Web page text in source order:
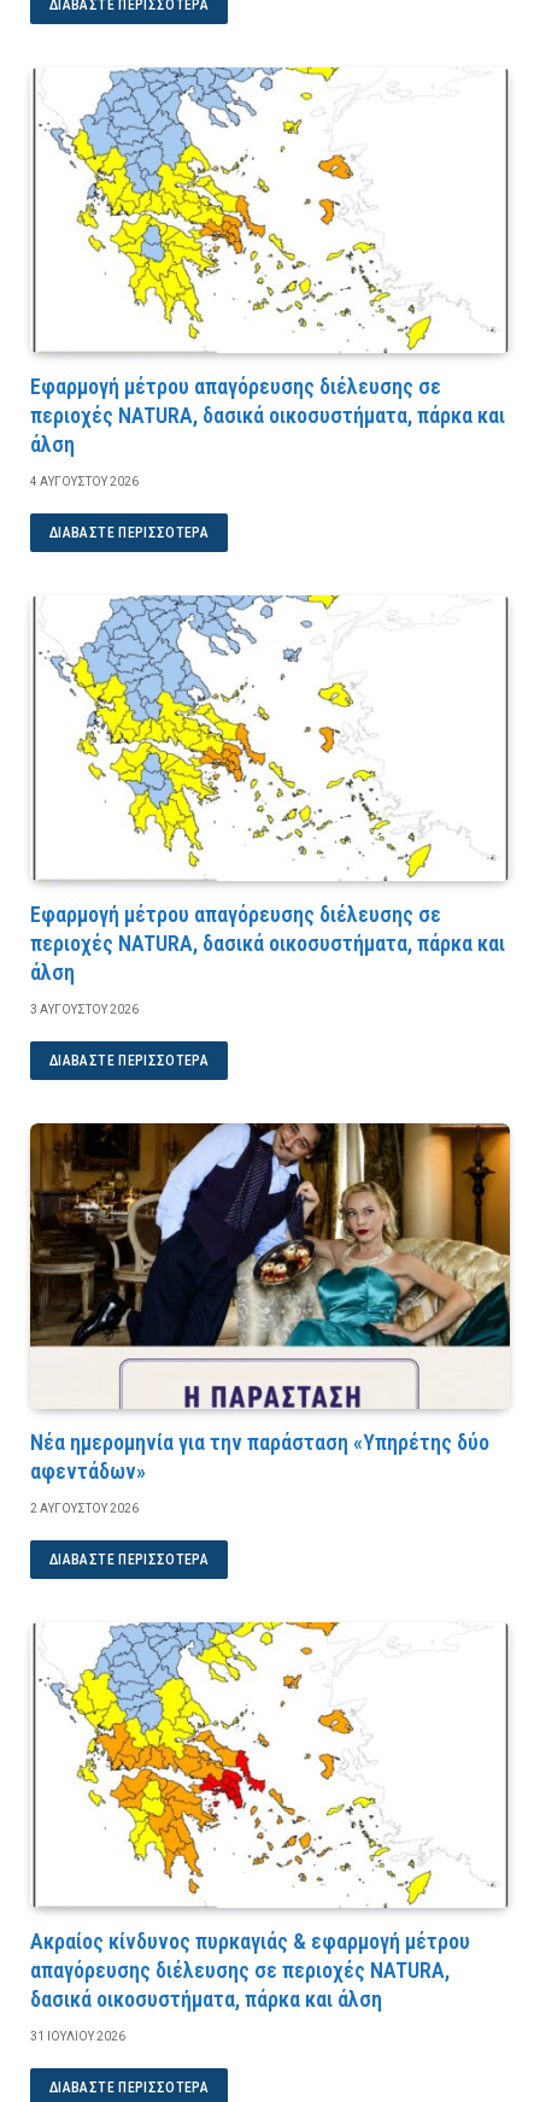
ΔΙΑΒΆΣΤΕ ΠΕΡΙΣΣΌΤΕΡΑ
Εφαρμογή μέτρου απαγόρευσης διέλευσης σε
περιοχές NATURA, δασικά οικοσυστήματα, πάρκα και
άλση
4 ΑΥΓΟΎΣΤΟΥ 2026
ΔΙΑΒΆΣΤΕ ΠΕΡΙΣΣΌΤΕΡΑ
Εφαρμογή μέτρου απαγόρευσης διέλευσης σε
περιοχές NATURA, δασικά οικοσυστήματα, πάρκα και
άλση
3 ΑΥΓΟΎΣΤΟΥ 2026
ΔΙΑΒΆΣΤΕ ΠΕΡΙΣΣΌΤΕΡΑ
Νέα ημερομηνία για την παράσταση «Υπηρέτης δύο
αφεντάδων»
2 ΑΥΓΟΎΣΤΟΥ 2026
ΔΙΑΒΆΣΤΕ ΠΕΡΙΣΣΌΤΕΡΑ
Ακραίος κίνδυνος πυρκαγιάς & εφαρμογή μέτρου
απαγόρευσης διέλευσης σε περιοχές NATURA,
δασικά οικοσυστήματα, πάρκα και άλση
31 ΙΟΥΛΊΟΥ 2026
ΔΙΑΒΆΣΤΕ ΠΕΡΙΣΣΌΤΕΡΑ